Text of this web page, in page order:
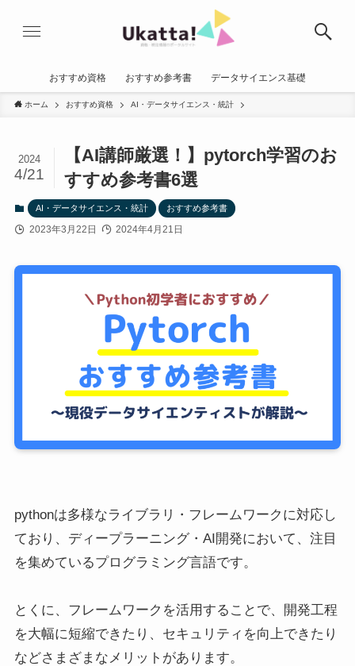
おすすめ資格 おすすめ参考書 データサイエンス基礎
ホーム おすすめ資格 AI・データサイエンス・統計
【AI講師厳選！】pytorch学習のお
すすめ参考書6選
2024
4/21
AI・データサイエンス・統計 おすすめ参考書
2023年3月22日 2024年4月21日
pythonは多様なライブラリ・フレームワークに対応し
ており、ディープラーニング・AI開発において、注目
を集めているプログラミング言語です。
とくに、フレームワークを活用することで、開発工程
を大幅に短縮できたり、セキュリティを向上できたり
などさまざまなメリットがあります。